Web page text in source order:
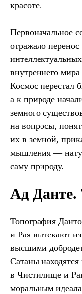
красоте.
Первоначальное
отражало перенос
внутреннего мира
Космос перестал
а к природе
земного
на вопросы,
их в земной,
мышления —
саму природу.
Ад Данте.
Топография
и Рая вытекают
высшими
Сатаны находятся
в Чистилище и
моральным